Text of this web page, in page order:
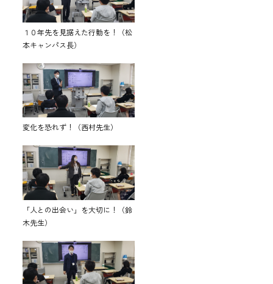
１０年先を見据えた行動を！（松
本キャンパス長）
変化を恐れず！（西村先生）
「人との出会い」を大切に！（鈴
木先生）